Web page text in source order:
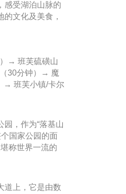
感受湖泊山脉的
文化及美食，
→ 班芙硫磺山
30分钟）→ 魔
→ 班芙小镇/卡尔
，作为“落基山
国家公园的面
称世界一流的
道上，它是由数